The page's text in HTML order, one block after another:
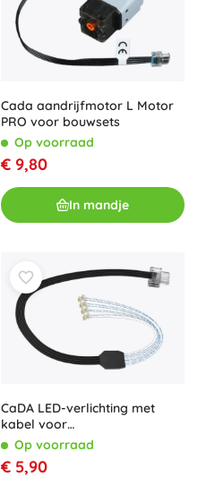
Cada aandrijfmotor L Motor
PRO voor bouwsets
Op voorraad
€ 9,80
In mandje
CaDA LED-verlichting met
kabel voor
bouwsteenmodellen
Op voorraad
€ 5,90